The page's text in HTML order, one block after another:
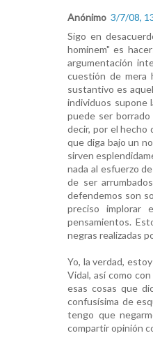
Anónimo 3/7/08,
Sigo en
hominem" es
argumentación
cuestión de mera
sustantivo es
individuos supone
puede ser
decir, por el hecho
que diga bajo un
sirven
nada al esfuerzo
de ser
defendemos son
preciso implorar
pensamientos.
negras realizadas
Yo, la verdad,
Vidal, así como
esas cosas que
confusísima de
tengo que
compartir opinión